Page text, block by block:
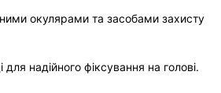
окулярами та засобами захисту
для надійного фіксування на голові.